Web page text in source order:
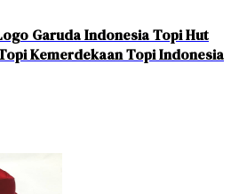
Garuda Indonesia Topi Hut
Kemerdekaan Topi Indonesia